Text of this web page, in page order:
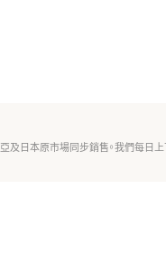
及日本原市場同步銷售。我們每日